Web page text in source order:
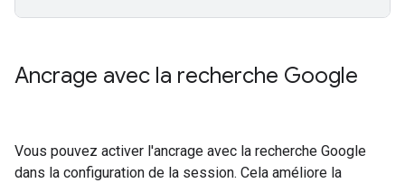
Ancrage avec la recherche Google
Vous pouvez activer l'ancrage avec la recherche Google
dans la configuration de la session. Cela améliore la